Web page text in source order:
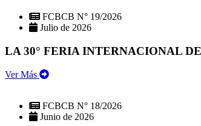
FCBCB N° 19/2026
Julio de 2026
LA 30° FERIA INTERNACIONAL
Ver Más
FCBCB N° 18/2026
Junio de 2026